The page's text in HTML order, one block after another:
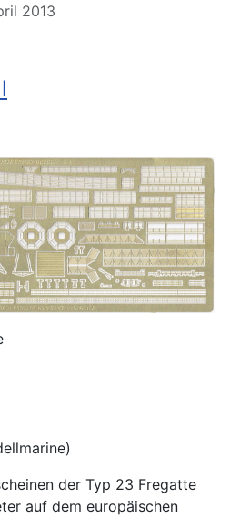
2013
der Typ 23 Fregatte
auf dem europäischen